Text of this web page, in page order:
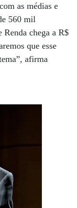
as médias e
560 mil
Renda chega a R$
que esse
afirma